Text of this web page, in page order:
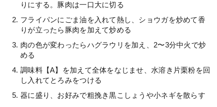
りにする。豚肉は一口大に切る
フライパンにごま油を入れて熱し、ショウガを炒めて香
りが立ったら豚肉を加えて炒める
肉の色が変わったらハグラウリを加え、2〜3分中火で炒
める
調味料【A】を加えて全体をなじませ、水溶き片栗粉を回
し入れてとろみをつける
器に盛り、お好みで粗挽き黒こしょうや小ネギを散らす